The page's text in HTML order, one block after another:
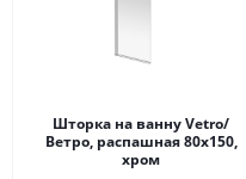
Шторка на ванну Vetro/
Ветро, распашная 80х150,
хром